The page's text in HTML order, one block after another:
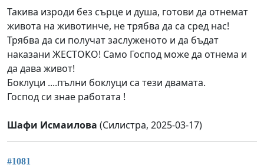
Такива изроди без сърце и душа, готови да отнемат
живота на животинче, не трябва да са сред нас!
Трябва да си получат заслуженото и да бъдат
наказани ЖЕСТОКО! Само Господ може да отнема и
да дава живот!
Боклуци ....пълни боклуци са тези двамата.
Господ си знае работата !
Шафи Исмаилова (Силистра, 2025-03-17)
#1081